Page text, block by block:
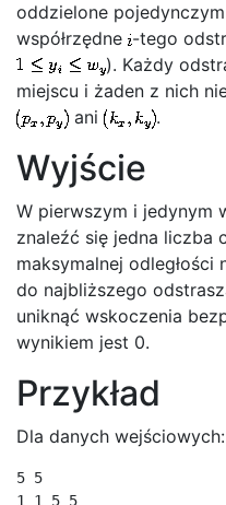
oddzielone
współrzędne -tego
). Każdy
miejscu i żaden z nich
ani
.
Wyjście
W pierwszym i jedynym
znaleźć się jedna liczba
maksymalnej odległości
do najbliższego
uniknąć wskoczenia
wynikiem jest 0.
Przykład
Dla danych wejściowych:
5 5
1 1 5 5